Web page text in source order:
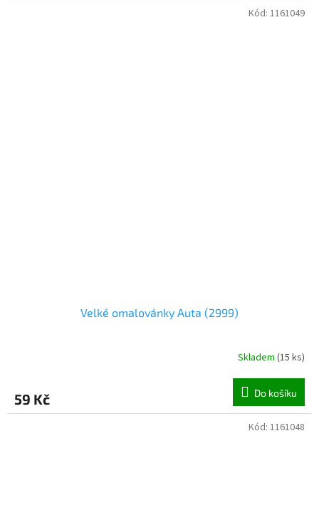
Velké omalovánky Auta (2999)
Skladem (15 ks)
59 Kč Do košíku
Kód: 1161049
Kód: 1161048